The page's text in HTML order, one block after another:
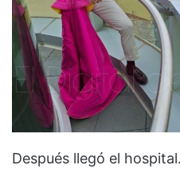
Después llegó el